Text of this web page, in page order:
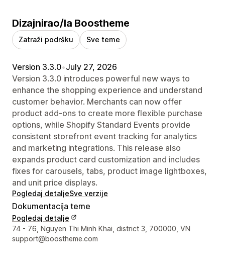
Dizajnirao/la Boostheme
Zatraži podršku Sve teme
Version 3.3.0•July 27, 2026
Version 3.3.0 introduces powerful new ways to
enhance the shopping experience and understand
customer behavior. Merchants can now offer
product add-ons to create more flexible purchase
options, while Shopify Standard Events provide
consistent storefront event tracking for analytics
and marketing integrations. This release also
expands product card customization and includes
fixes for carousels, tabs, product image lightboxes,
and unit price displays.
Pogledaj detaljeSve verzije
Dokumentacija teme
Pogledaj detalje
Podaci za kontakt dizajnera
74 - 76, Nguyen Thi Minh Khai, district 3, 700000, VN
support@boostheme.com